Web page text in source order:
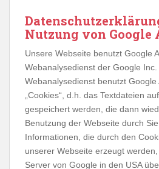
Nutzung von
Unsere Webseite benutzt Google
Webanalysedienst der Google Inc.
Webanalysedienst benutzt
„Cookies“, d.h. das Textdateien
gespeichert werden, die dann
Benutzung der Webseite durch
Informationen, die durch den
unserer Webseite erzeugt
Server von Google in den USA